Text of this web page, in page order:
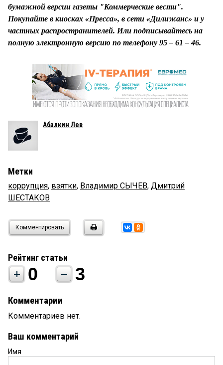
бумажной версии газеты "Коммерческие вести".
Покупайте в киосках «Пресса», в сети «Дилижанс» и у
частных распространителей. Или подписывайтесь на
полную электронную версию по телефону 95 – 61 – 46.
Абалкин Лев
Метки
коррупция, взятки, Владимир СЫЧЕВ, Дмитрий
ШЕСТАКОВ
Комментировать
Рейтинг статьи
0 3
Комментарии
Комментариев нет.
Ваш комментарий
Имя